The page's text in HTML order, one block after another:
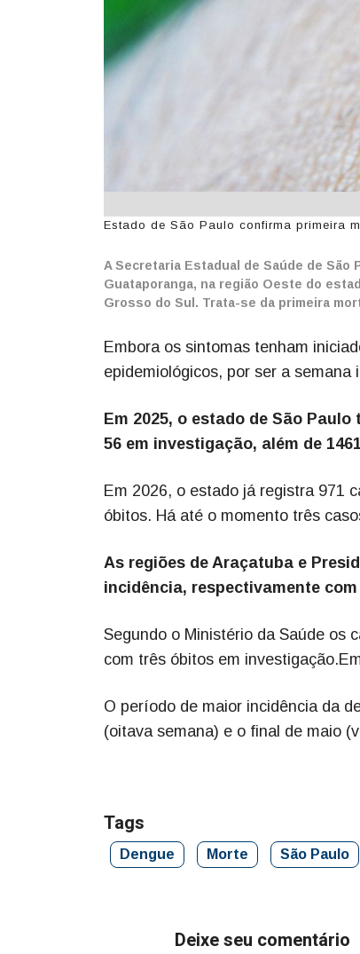
Estado de São Paulo confirma primeira
A Secretaria Estadual de Saúde de São
Guataporanga, na região Oeste do
Grosso do Sul. Trata-se da primeira
Embora os sintomas tenham
epidemiológicos, por ser a semana
Em 2025, o estado de São
56 em investigação, além de
Em 2026, o estado já registra 971
óbitos. Há até o momento três
As regiões de Araçatuba e
incidência, respectivamente
Segundo o Ministério da Saúde os
com três óbitos em
O período de maior incidência da
(oitava semana) e o final de maio
Tags
Dengue Morte São Paulo
Deixe seu comentário